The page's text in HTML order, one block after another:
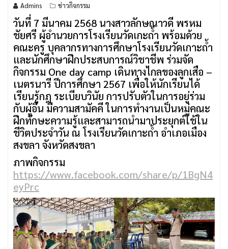
Admins ข่าวกิจกรรม
วันที่ 7 มีนาคม 2568 นางสาวลักษณาวดี พรหม
ชัยศรี ผู้อำนวยการโรงเรียนวัดเกะถ้ำ พร้อมด้วย
คณะครู บุคลากรทางการศึกษาโรงเรียนวัดเกาะถ้ำ
และนักศึกษาฝึกประสบการณ์วิชาชีพ ร่วมจัด
กิจกรรม One day camp เดินทางไกลของลูกเสือ –
เนตรนารี ปีการศึกษา 2567 เพื่อให้นักเรียนได้
เรียนรู้กฎ ระเบียบวินัย การปรับตัวในการอยู่ร่วม
กับผู้อื่น มีความสามัคคี ในการทำงานเป็นหมู่คณะ
ฝึกทักษะความรู้และสามารถนำมาประยุกต์ใช้ใน
ชีวิตประจำวัน ณ โรงเรียนวัดเกาะถ้ำ อำเภอเมือง
สงขลา จังหวัดสงขลา
ภาพกิจกรรม
https://www.facebook.com/share/p/1BgN4
eyPrc